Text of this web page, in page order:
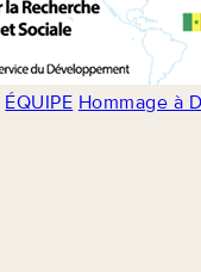
ÉQUIPE Hommage à